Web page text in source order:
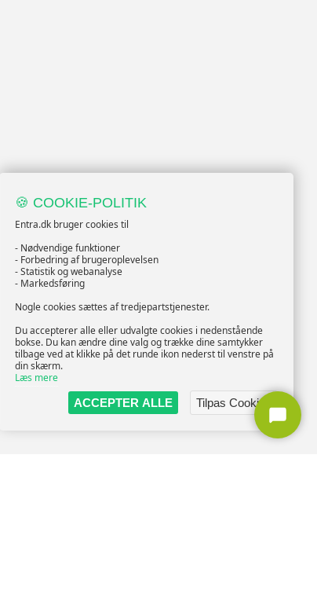
🍪 COOKIE-POLITIK
Entra.dk bruger cookies til
- Nødvendige funktioner
- Forbedring af brugeroplevelsen
- Statistik og webanalyse
- Markedsføring
Nogle cookies sættes af tredjepartstjenester.
Du accepterer alle eller udvalgte cookies i nedenstående
bokse. Du kan ændre dine valg og trække dine samtykker
tilbage ved at klikke på det runde ikon nederst til venstre på
din skærm.
Læs mere
ACCEPTER ALLE
Tilpas Cookies